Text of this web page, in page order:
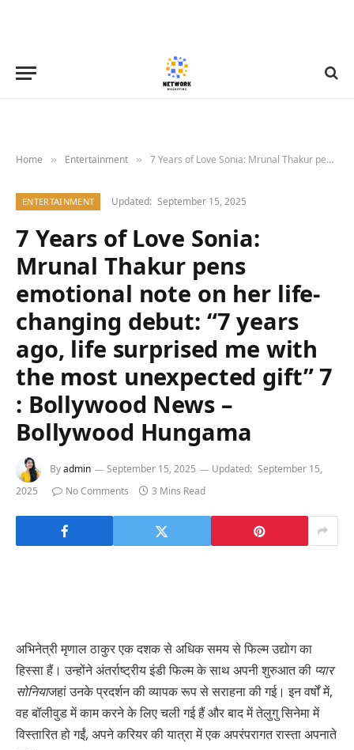
Home » Entertainment » 7 Years of Love Sonia: Mrunal Thakur pens emotional note on her life-changing debut: “7 years ago, life surprised me with the most unexpected gift” 7 : Bollywood News – Bollywood Hungama
ENTERTAINMENT Updated: September 15, 2025
7 Years of Love Sonia:
Mrunal Thakur pens
emotional note on her life-
changing debut: “7 years
ago, life surprised me with
the most unexpected gift” 7
: Bollywood News –
Bollywood Hungama
Byadmin September 15, 2025 Updated: September 15,
2025
No Comments 3 Mins Read
अभिनेत्री मृणाल ठाकुर एक दशक से अधिक समय से फिल्म उद्योग का
हिस्सा हैं। उन्होंने अंतर्राष्ट्रीय इंडी फिल्म के साथ अपनी शुरुआत की प्यार
सोनियाजहां उनके प्रदर्शन की व्यापक रूप से सराहना की गई। इन वर्षों में,
वह बॉलीवुड में काम करने के लिए चली गई हैं और बाद में तेलुगु सिनेमा में
विस्तारित हो गईं, अपने करियर की यात्रा में एक अपरंपरागत रास्ता अपनाते